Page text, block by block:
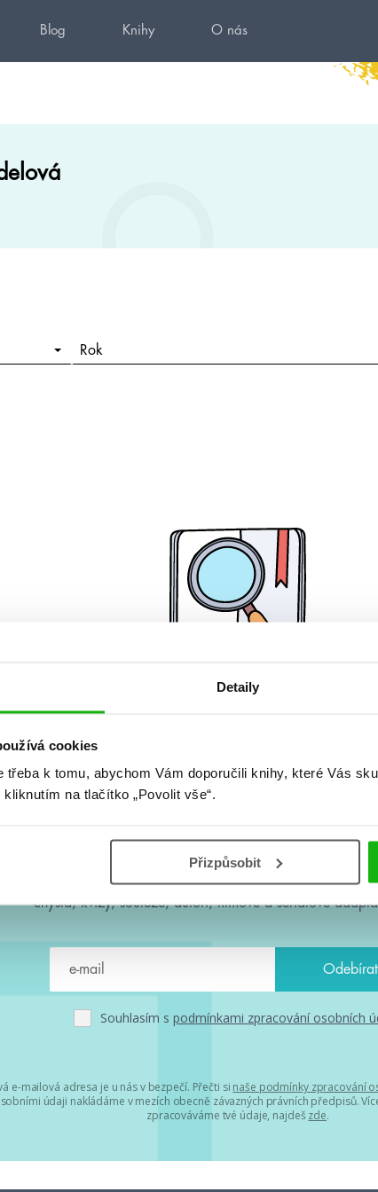
Detaily
cookies
třeba k tomu, abychom Vám doporučili knihy, které Vás
na tlačítko „Povolit vše“.
Přizpůsobit
Blog Knihy O nás
Rok
#HumbookNews
Vše kolem #youngadult každý měsíc rovnou do mailu!
chystá, kvízy, soutěže, autoři, filmové a seriálové
Souhlasím s podmínkami zpracování osobních
e-mailová adresa je u nás v bezpečí. Přečti si naše podmínky zpracování
údaji nakládáme v mezích obecně závazných právních předpisů.
zpracováváme tvé údaje, najdeš zde.